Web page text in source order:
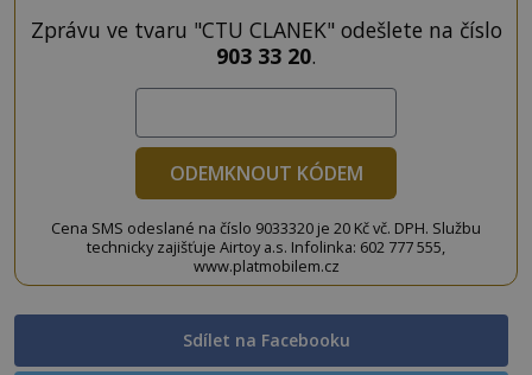
Zprávu ve tvaru "CTU CLANEK" odešlete na číslo
903 33 20.
ODEMKNOUT KÓDEM
Cena SMS odeslané na číslo 9033320 je 20 Kč vč. DPH. Službu
technicky zajišťuje Airtoy a.s. Infolinka: 602 777 555,
www.platmobilem.cz
Sdílet na Facebooku